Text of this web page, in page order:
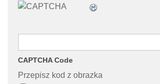
CAPTCHA Code
Przepisz kod z obrazka